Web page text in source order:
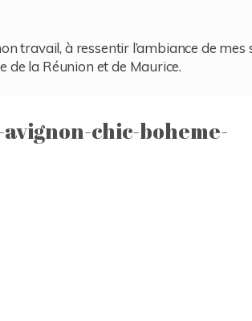
travail, à ressentir l’ambiance de mes
de la Réunion et de Maurice.
chic-boheme-